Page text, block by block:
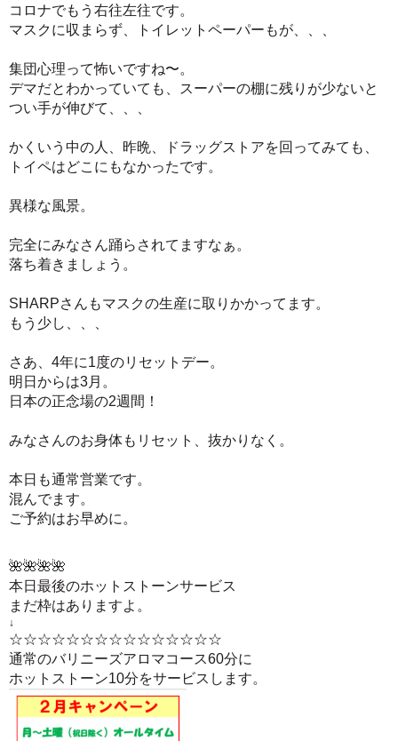
コロナでもう右往左往です。
マスクに収まらず、トイレットペーパーもが、、、
集団心理って怖いですね〜。
デマだとわかっていても、スーパーの棚に残りが少ないと
つい手が伸びて、、、
かくいう中の人、昨晩、ドラッグストアを回ってみても、
トイペはどこにもなかったです。
異様な風景。
完全にみなさん踊らされてますなぁ。
落ち着きましょう。
SHARPさんもマスクの生産に取りかかってます。
もう少し、、、
さあ、4年に1度のリセットデー。
明日からは3月。
日本の正念場の2週間！
みなさんのお身体もリセット、抜かりなく。
本日も通常営業です。
混んでます。
ご予約はお早めに。
🌺🌺🌺🌺
本日最後のホットストーンサービス
まだ枠はありますよ。
↓
☆☆☆☆☆☆☆☆☆☆☆☆☆☆☆
通常のバリニーズアロマコース60分に
ホットストーン10分をサービスします。